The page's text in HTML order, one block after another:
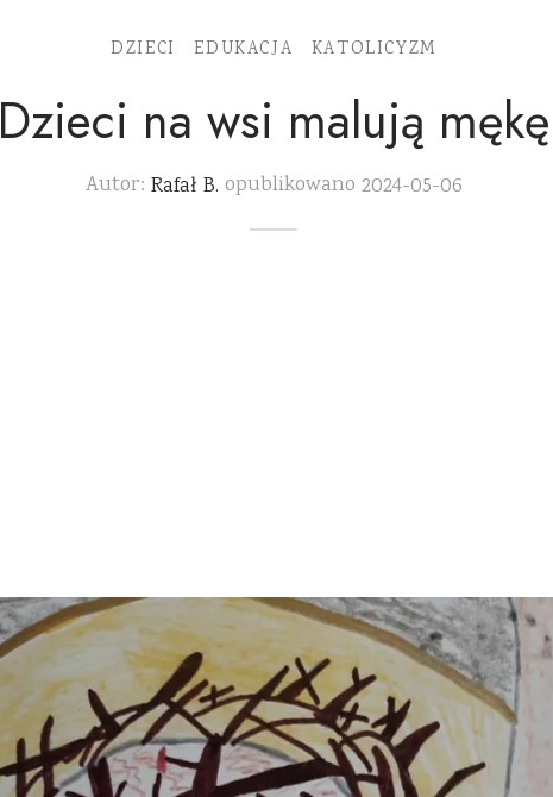
DZIECI EDUKACJA KATOLICYZM
Dzieci na wsi malują mękę
Autor: Rafał B. opublikowano 2024-05-06